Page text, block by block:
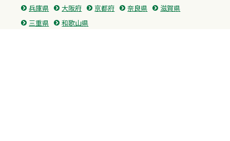
兵庫県 大阪府 京都府 奈良県
滋賀県
三重県
和歌山県